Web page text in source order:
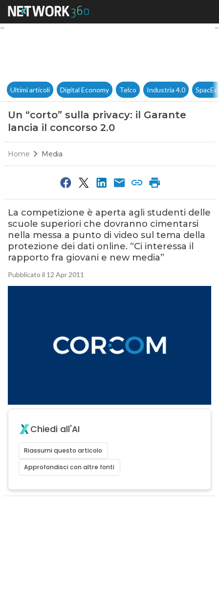
Un “corto” sulla privacy: il
Ultimi articoli Digital Economy Telco Industria 4.0
Un “corto” sulla privacy: il Garante
lancia il concorso 2.0
Home Media
La competizione è aperta agli studenti delle
scuole superiori che dovranno cimentarsi
nella messa a punto di video sul tema della
protezione dei dati online. “Ci interessa il
rapporto fra giovani e new media”
Pubblicato il 12 Apr 2011
Chiedi all'AI
Riassumi questo articolo
Approfondisci con altre fonti